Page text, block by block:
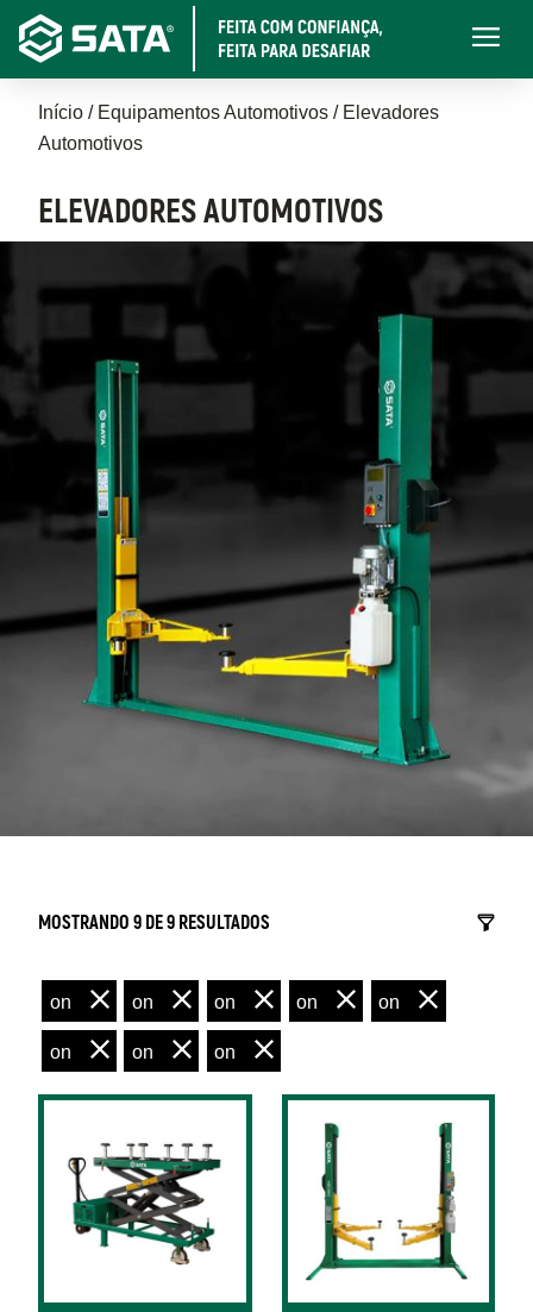
Pular
para
o
conteúdo
principal
Main
Trilha
navegação
Início Equipamentos Automotivos
Elevadores
Automotivos
ELEVADORES AUTOMOTIVOS
MOSTRANDO 9 DE 9 RESULTADOS
on on on on on
on on on